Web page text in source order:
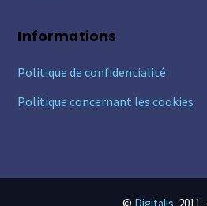
Informations
Politique de confidentialité
Politique concernant les cookies